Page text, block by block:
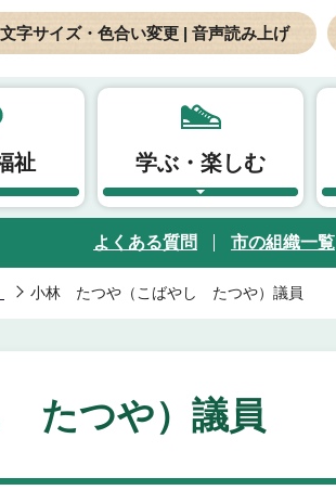
文字サイズ・色合い変更 | 音声読み上げ
祉 学ぶ・楽しむ
よくある質問 市の組織一覧
小林 たつや（こばやし たつや）議員
たつや）議員